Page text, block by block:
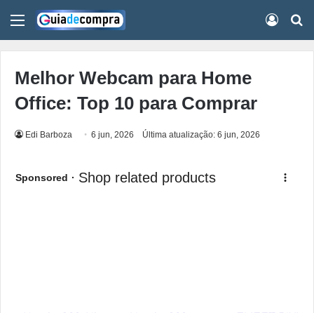
Menu
Melhor Webcam para Home
Office: Top 10 para Comprar
Edi Barboza 6 jun, 2026 Última atualização: 6 jun, 2026